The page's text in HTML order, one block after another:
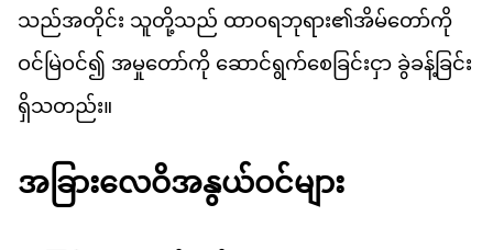
သညအတင သတသည ထဝရဘရား၏​အမတက
ဝင မဝင်၍ အမတက ဆငရကစ ခငင ခခန ခင
ရသတည်း။
အ ခလဝအနယဝငမ